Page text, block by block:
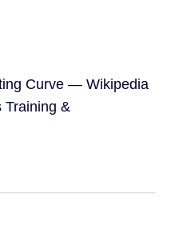
Curve — Wikipedia
Training &